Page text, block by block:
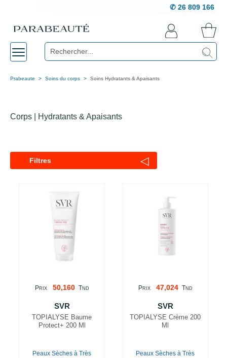
✆ 26 809 166
Prabeaute Soins du corps Soins Hydratants & Apaisants
Corps | Hydratants & Apaisants
Filtres ◁
PRIX 50,160 TND
SVR
TOPIALYSE Baume
Protect+ 200 Ml
Peaux Sèches à Très
PRIX 47,024 TND
SVR
TOPIALYSE Crème 200
Ml
Peaux Sèches à Très